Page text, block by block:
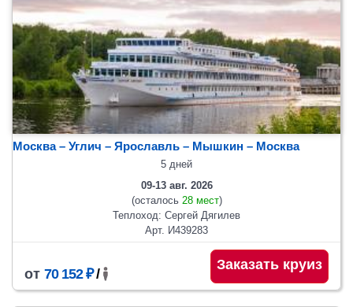
Москва – Углич – Ярославль – Мышкин – Москва
5 дней
09-13 авг. 2026
(осталось 28 мест)
Теплоход: Сергей Дягилев
Арт. И439283
от 70 152 ₽/
Заказать круиз